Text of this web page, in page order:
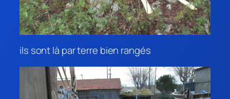
ils sont là par terre bien rangés